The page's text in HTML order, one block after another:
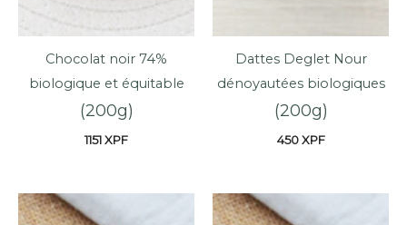
Chocolat noir 74%
biologique et équitable
(200g)
1151XPF
Dattes Deglet Nour
dénoyautées biologiques
(200g)
450XPF